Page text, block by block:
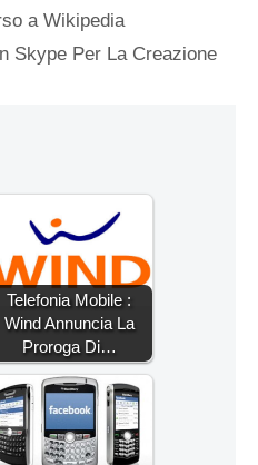
a Wikipedia
Skype Per La Creazione
Telefonia Mobile :
Wind Annuncia La
Proroga Di…